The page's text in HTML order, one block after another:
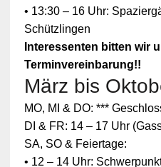
• 13:30 – 16 Uhr:
Schützlingen
Interessenten bitten wir
Terminvereinbarung!!
März bis
MO, MI & DO: ***
DI & FR: 14 – 17 Uhr
SA, SO & Feiertage:
• 12 – 14 Uhr:
Zum
Schutz
Ihrer
persönlic
hen
Daten ist